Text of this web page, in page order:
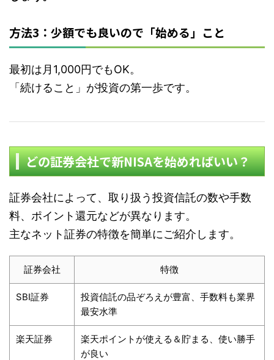
方法3：少額でも良いので「始める」こと
最初は月1,000円でもOK。
「続けること」が投資の第一歩です。
どの証券会社で新NISAを始めればいい？
証券会社によって、取り扱う投資信託の数や手数
料、ポイント還元などが異なります。
主なネット証券の特徴を簡単にご紹介します。
証券会社 特徴
SBI証券
投資信託の品ぞろえが豊富、手数料も業界
最安水準
楽天証券
楽天ポイントが使える＆貯まる、使い勝手
が良い